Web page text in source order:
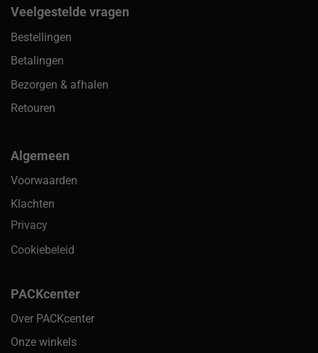
Veelgestelde vragen
Bestellingen
Betalingen
Bezorgen & afhalen
Retouren
Algemeen
Voorwaarden
Klachten
Privacy
Cookiebeleid
PACKcenter
Over PACKcenter
Onze winkels